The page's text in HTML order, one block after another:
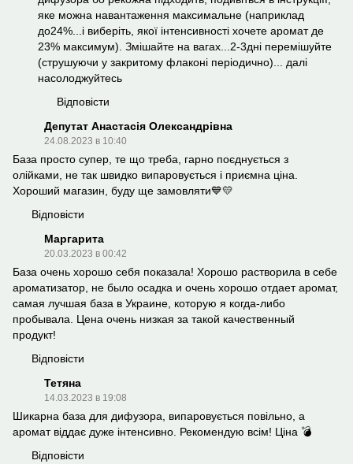
яке можна навантаження максимальне (наприклад
до24%...і виберіть, якої інтенсивності хочете аромат де
23% максимум). Змішайте на вагах...2-3дні перемішуйте
(струшуючи у закритому флаконі періодично)... далі
насолоджуйтесь
Відповісти
Депутат Анастасія Олександрівна
24.08.2023 в 10:40
База просто супер, те що треба, гарно поєднується з
олійками, не так швидко випаровується і приємна ціна.
Хороший магазин, буду ще замовляти💙💛
Відповісти
Маргарита
20.03.2023 в 00:42
База очень хорошо себя показала! Хорошо растворила в себе
ароматизатор, не было осадка и очень хорошо отдает аромат,
самая лучшая база в Украине, которую я когда-либо
пробывала. Цена очень низкая за такой качественный
продукт!
Відповісти
Тетяна
14.03.2023 в 19:08
Шикарна база для дифузора, випаровується повільно, а
аромат віддає дуже інтенсивно. Рекомендую всім! Ціна 💣
Відповісти